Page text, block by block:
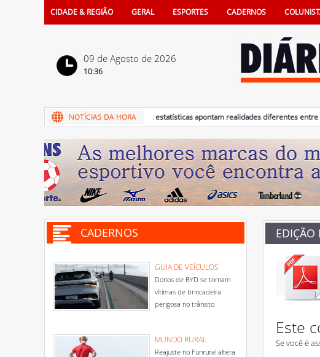
CIDADE & REGIÃO GERAL ESPORTES CADERNOS
09 de Agosto de 2026
10:36
09/08/2026 - Dia dos Pais: estatísticas apontam realidades diferentes entre filhos
CADERNOS
GUIA DE VEÍCULOS
Donos de BYD se tornam
vítimas de brincadeira
perigosa no trânsito
MUNDO RURAL
Reajuste no Funrural altera
EDIÇÃO
Este
Se você é